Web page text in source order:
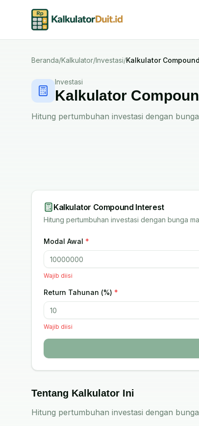
Beranda/Kalkulator/Investasi/
Investasi
Kalkulator
Hitung pertumbuhan investasi dengan
Kalkulator Compound Interest
Hitung pertumbuhan investasi dengan bunga
Modal Awal *
Wajib diisi
Return Tahunan (%) *
Wajib diisi
Tentang Kalkulator Ini
Hitung pertumbuhan investasi dengan